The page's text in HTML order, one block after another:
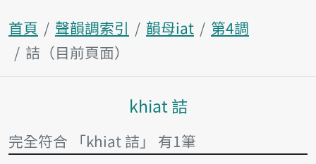
首頁 聲韻調索引 韻母iat
第4調
詰（目前頁面）
主內容區塊
khiat 詰
完全符合 「khiat 詰」 有1筆